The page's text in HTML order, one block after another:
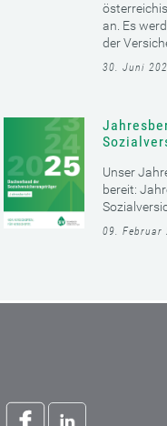
an. Es
der
30. Juni
Unser
bereit:
09. Februar